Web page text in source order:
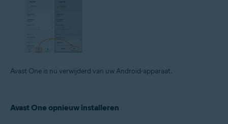
Avast One is nu verwijderd van uw Android-apparaat.
Avast One opnieuw installeren